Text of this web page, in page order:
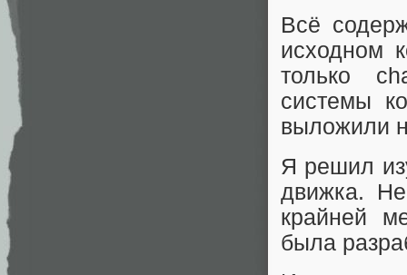
Всё
исходном
только
системы
выложили
Я решил
движка.
крайней
была